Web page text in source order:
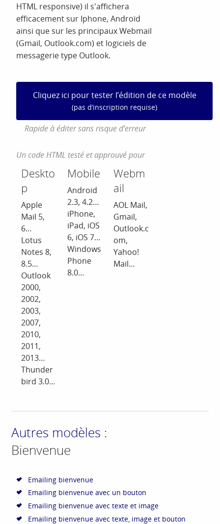
HTML responsive) il s'affichera
efficacement sur Iphone, Androïd
ainsi que sur les principaux Webmail
(Gmail, Outlook.com) et logiciels de
messagerie type Outlook.
Cliquez ici pour tester l’édition de ce modèle
(pas d’inscription requise)
Rapide à éditer sans risque d’erreur
Un code HTML testé et approuvé pour
Deskto
p
Apple
Mail 5,
6…
Lotus
Notes 8,
8.5…
Outlook
2000,
2002,
2003,
2007,
2010,
2011,
2013…
Thunder
bird 3.0…
Mobile
Android
2.3, 4.2…
iPhone,
iPad, iOS
6, iOS 7…
Windows
Phone
8.0…
Webm
ail
AOL Mail,
Gmail,
Outlook.c
om,
Yahoo!
Mail…
Autres modèles :
Bienvenue
Emailing bienvenue
Emailing bienvenue avec un bouton
Emailing bienvenue avec texte et image
Emailing bienvenue avec texte, image et bouton